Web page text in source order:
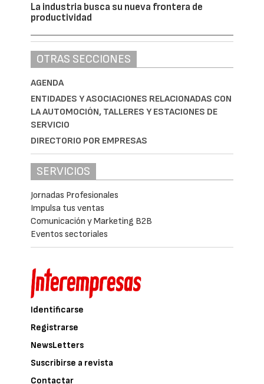
La industria busca su nueva frontera de
productividad
OTRAS SECCIONES
AGENDA
ENTIDADES Y ASOCIACIONES RELACIONADAS CON
LA AUTOMOCIÓN, TALLERES Y ESTACIONES DE
SERVICIO
DIRECTORIO POR EMPRESAS
SERVICIOS
Jornadas Profesionales
Impulsa tus ventas
Comunicación y Marketing B2B
Eventos sectoriales
Identificarse
Registrarse
NewsLetters
Suscribirse a revista
Contactar